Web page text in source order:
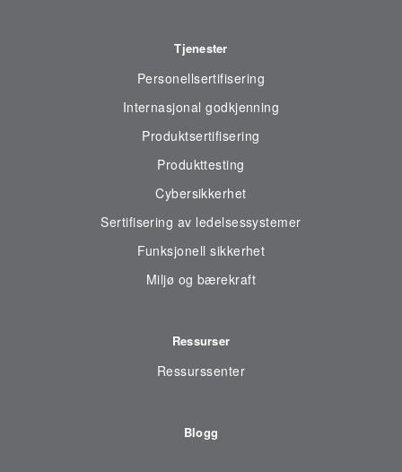
Tjenester
Personellsertifisering
Internasjonal godkjenning
Produktsertifisering
Produkttesting
Cybersikkerhet
Sertifisering av ledelsessystemer
Funksjonell sikkerhet
Miljø og bærekraft
Ressurser
Ressurssenter
Blogg